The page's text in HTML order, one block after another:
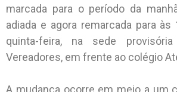
marcada para o período da
adiada e agora remarcada para
quinta-feira, na sede
Vereadores, em frente ao colégio
A mudança ocorre em meio a um